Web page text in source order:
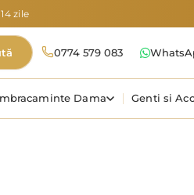
zile
0774 579 083
Dama Genti si